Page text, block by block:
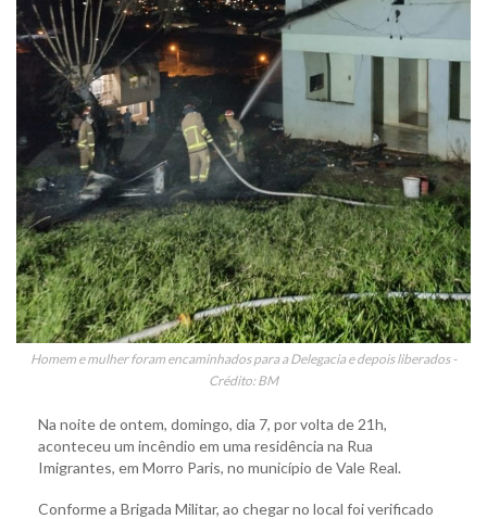
Homem e mulher foram encaminhados para a Delegacia e depois liberados -
Crédito: BM
Na noite de ontem, domingo, dia 7, por volta de 21h,
aconteceu um incêndio em uma residência na Rua
Imigrantes, em Morro Paris, no município de Vale Real.
Conforme a Brigada Militar, ao chegar no local foi verificado